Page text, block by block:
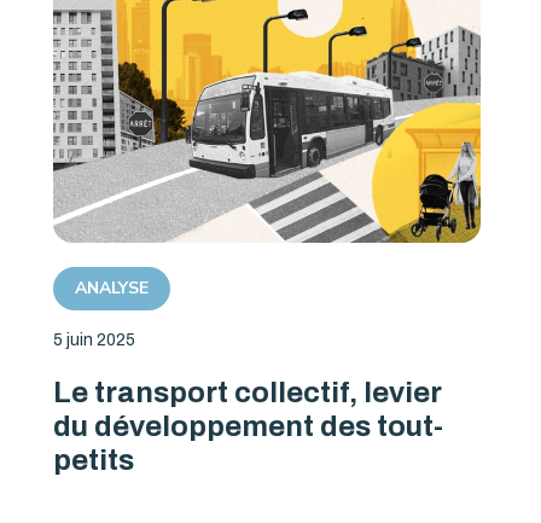
ANALYSE
5 juin 2025
Le transport collectif, levier
du développement des tout-
petits